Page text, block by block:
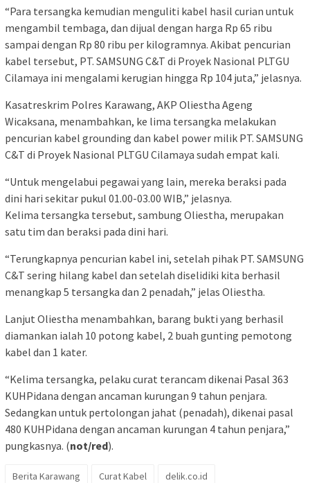
“Para tersangka kemudian menguliti kabel hasil curian untuk
mengambil tembaga, dan dijual dengan harga Rp 65 ribu
sampai dengan Rp 80 ribu per kilogramnya. Akibat pencurian
kabel tersebut, PT. SAMSUNG C&T di Proyek Nasional PLTGU
Cilamaya ini mengalami kerugian hingga Rp 104 juta,” jelasnya.
Kasatreskrim Polres Karawang, AKP Oliestha Ageng
Wicaksana, menambahkan, ke lima tersangka melakukan
pencurian kabel grounding dan kabel power milik PT. SAMSUNG
C&T di Proyek Nasional PLTGU Cilamaya sudah empat kali.
“Untuk mengelabui pegawai yang lain, mereka beraksi pada
dini hari sekitar pukul 01.00-03.00 WIB,” jelasnya.
Kelima tersangka tersebut, sambung Oliestha, merupakan
satu tim dan beraksi pada dini hari.
“Terungkapnya pencurian kabel ini, setelah pihak PT. SAMSUNG
C&T sering hilang kabel dan setelah diselidiki kita berhasil
menangkap 5 tersangka dan 2 penadah,” jelas Oliestha.
Lanjut Oliestha menambahkan, barang bukti yang berhasil
diamankan ialah 10 potong kabel, 2 buah gunting pemotong
kabel dan 1 kater.
“Kelima tersangka, pelaku curat terancam dikenai Pasal 363
KUHPidana dengan ancaman kurungan 9 tahun penjara.
Sedangkan untuk pertolongan jahat (penadah), dikenai pasal
480 KUHPidana dengan ancaman kurungan 4 tahun penjara,”
pungkasnya. (not/red).
Berita Karawang Curat Kabel
delik.co.id